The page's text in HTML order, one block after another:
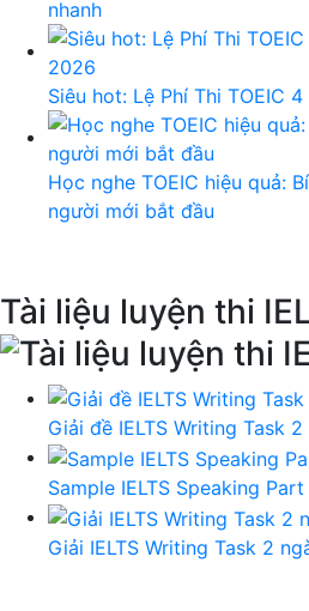
nhanh
Siêu hot: Lệ Phí Thi TOEIC
Học nghe TOEIC hiệu quả:
người mới bắt đầu
Tài liệu luyện thi
Giải đề IELTS Writing Task
Sample IELTS Speaking
Giải IELTS Writing Task 2